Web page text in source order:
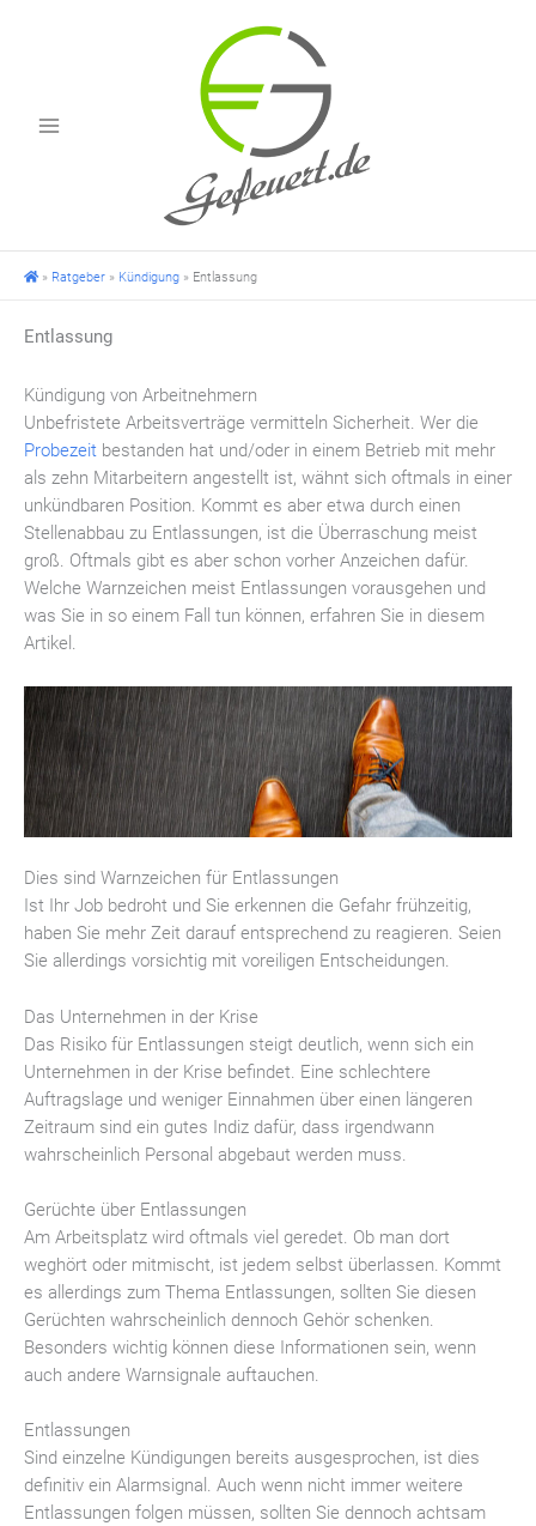
» Ratgeber » Kündigung » Entlassung
Entlassung
Kündigung von Arbeitnehmern
Unbefristete Arbeitsverträge vermitteln Sicherheit. Wer die
Probezeit bestanden hat und/oder in einem Betrieb mit mehr
als zehn Mitarbeitern angestellt ist, wähnt sich oftmals in einer
unkündbaren Position. Kommt es aber etwa durch einen
Stellenabbau zu Entlassungen, ist die Überraschung meist
groß. Oftmals gibt es aber schon vorher Anzeichen dafür.
Welche Warnzeichen meist Entlassungen vorausgehen und
was Sie in so einem Fall tun können, erfahren Sie in diesem
Artikel.
Dies sind Warnzeichen für Entlassungen
Ist Ihr Job bedroht und Sie erkennen die Gefahr frühzeitig,
haben Sie mehr Zeit darauf entsprechend zu reagieren. Seien
Sie allerdings vorsichtig mit voreiligen Entscheidungen.
Das Unternehmen in der Krise
Das Risiko für Entlassungen steigt deutlich, wenn sich ein
Unternehmen in der Krise befindet. Eine schlechtere
Auftragslage und weniger Einnahmen über einen längeren
Zeitraum sind ein gutes Indiz dafür, dass irgendwann
wahrscheinlich Personal abgebaut werden muss.
Gerüchte über Entlassungen
Am Arbeitsplatz wird oftmals viel geredet. Ob man dort
weghört oder mitmischt, ist jedem selbst überlassen. Kommt
es allerdings zum Thema Entlassungen, sollten Sie diesen
Gerüchten wahrscheinlich dennoch Gehör schenken.
Besonders wichtig können diese Informationen sein, wenn
auch andere Warnsignale auftauchen.
Entlassungen
Sind einzelne Kündigungen bereits ausgesprochen, ist dies
definitiv ein Alarmsignal. Auch wenn nicht immer weitere
Entlassungen folgen müssen, sollten Sie dennoch achtsam